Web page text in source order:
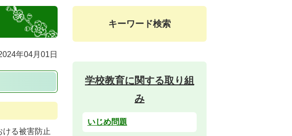
年04月01日
る被害防止
キーワード検索
学校教育に関する取り組
み
いじめ問題